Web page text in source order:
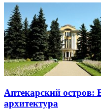
Аптекарский остров:
архитектура